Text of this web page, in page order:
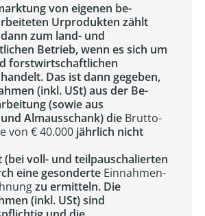
von eigenen be-
Urprodukten zählt
zum land- und
Betrieb, wenn es sich um
forstwirtschaftlichen
Das ist dann gegeben,
(inkl. USt) aus der Be-
(sowie aus
Almausschank) die Brutto-
von € 40.000 jährlich nicht
(bei voll- und teilpauschalierten
eine gesonderte Einnahmen-
zu ermitteln. Die
(inkl. USt) sind